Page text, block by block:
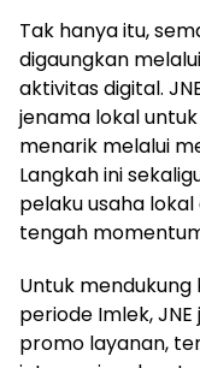
Tak hanya itu,
digaungkan
aktivitas digital.
jenama lokal
menarik melalui
Langkah ini
pelaku usaha
tengah
Untuk
periode Imlek,
promo layanan,